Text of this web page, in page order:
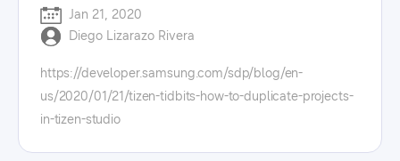
연결하기 위해 팀원과 함께 개발에 참여했습니다.
아울러 "고객의 거주지 내에 사물인터넷을 제공하
에 따라 활용하기 어려울 수도 있을 것"이라며 호환
성 문제가 있는 기존 제품의 아쉬운 점과 함께 “매터
라는 중간 다리를 통해 브랜드에 상관없이 원하는
projects in tizen studio. this can be useful when
you want to experiment modifying or adding
new features, without losing your current
progress. tizen studio is the ide for web
applications and native applications
development. in upcoming videos we will cover
core concepts for the tizen .net framework.
Jan 21, 2020
Diego Lizarazo Rivera
https://developer.samsung.com/sdp/blog/en-
us/2020/01/21/tizen-tidbits-how-to-duplicate-projects-
in-tizen-studio